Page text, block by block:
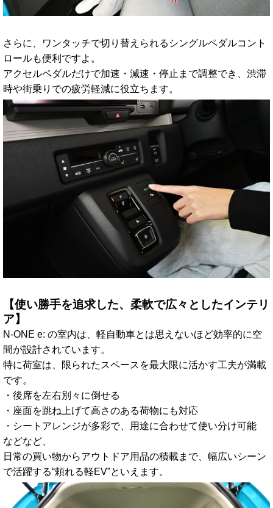
さらに、ワンタッチで切り替えられるシングルペダルコント
ロールも便利ですよ。
アクセルペダルだけで加速・減速・停止まで調整でき、渋滞
時や街乗りでの疲労軽減に役立ちます。
【使い勝手を追求した、柔軟で広々としたインテリ
ア】
N-ONE e: の室内は、軽自動車とは思えないほど効率的に空
間が設計されています。
特に荷室は、限られたスペースを最大限に活かす工夫が満載
です。
・後席を左右別々に倒せる
・座面を跳ね上げて高さのある荷物にも対応
・シートアレンジが多彩で、用途に合わせて使い分け可能
などなど、
日常の買い物からアウトドア用品の積載まで、幅広いシーン
で活躍する“頼れる軽EV”といえます。